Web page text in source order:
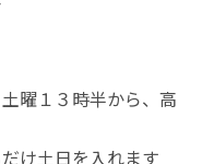
曜１３時半から、高
け土日を入れます